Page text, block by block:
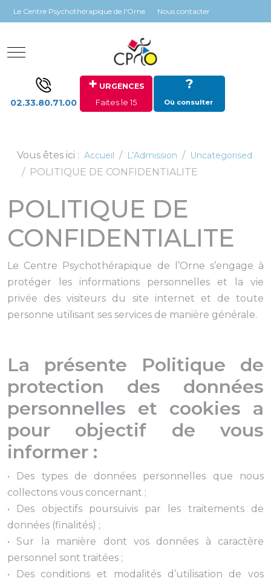
Panneau de gestion des cookies
Le Centre Psychothérapique de l'Orne Nous contacter
Mobile Menu Toggle
02.33.80.71.00
+ URGENCES
Faites le 15
?
Où consulter
Vous êtes ici : Accueil L’Admission Uncategorised
POLITIQUE DE CONFIDENTIALITE
POLITIQUE DE
CONFIDENTIALITE
Le Centre Psychothérapique de l’Orne s’engage à
protéger les informations personnelles et la vie
privée des visiteurs du site internet et de toute
personne utilisant ses services de manière générale.
La présente Politique de
protection des données
personnelles et cookies a
pour objectif de vous
informer :
• Des types de données personnelles que nous
collectons vous concernant ;
• Des objectifs poursuivis par les traitements de
données (finalités) ;
• Sur la manière dont vos données à caractère
personnel sont traitées ;
• Des conditions et modalités d’utilisation de vos